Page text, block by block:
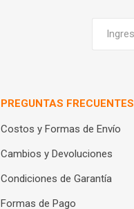
PREGUNTAS FRECUENTES
Costos y Formas de Envío
Cambios y Devoluciones
Condiciones de Garantía
Formas de Pago